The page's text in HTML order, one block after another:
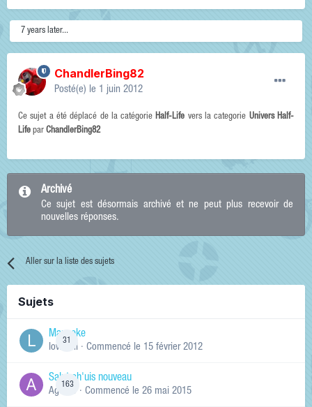
7 years later...
ChandlerBing82
Posté(e) le 1 juin 2012
Ce sujet a été déplacé de la catégorieHalf-Life vers la categorie Univers Half-
Life par ChandlerBing82
Archivé
Ce sujet est désormais archivé et ne peut plus recevoir de
nouvelles réponses.
Aller sur la liste des sujets
Sujets
31
Manneke
lowskill · Commencé le 15 février 2012
163
Salut ch'uis nouveau
Ag0Nie · Commencé le 26 mai 2015